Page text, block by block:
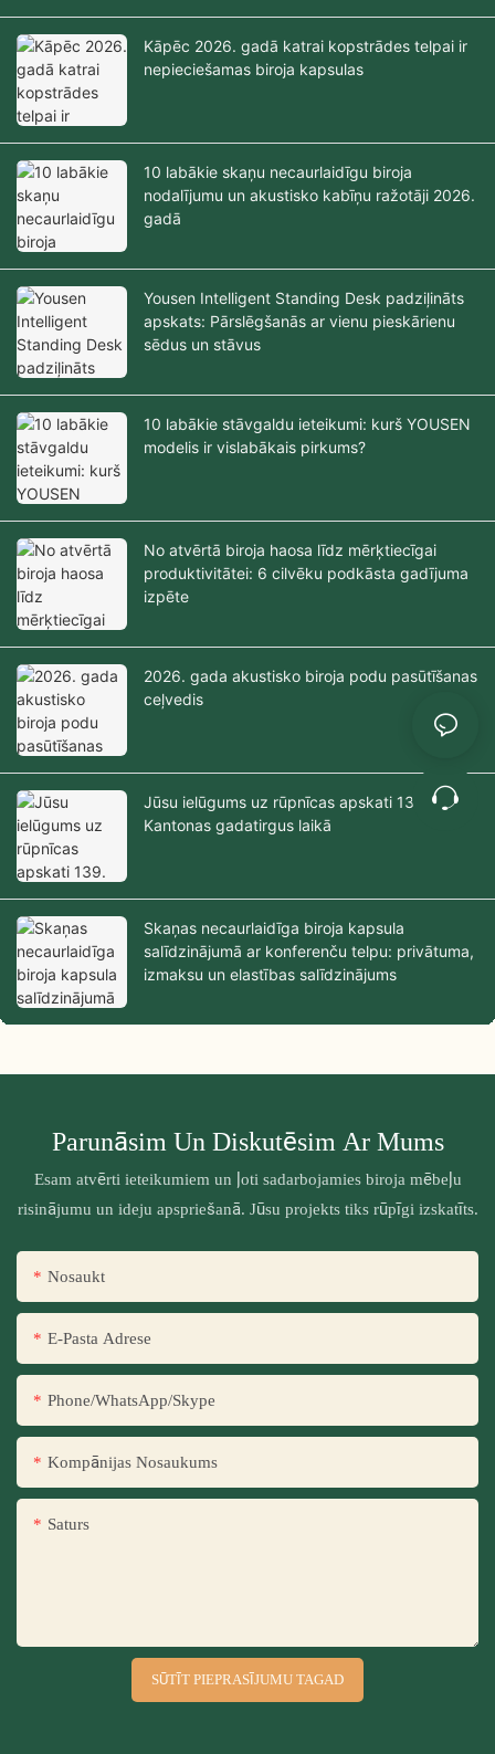
Kāpēc 2026. gadā katrai kopstrādes telpai ir
nepieciešamas biroja kapsulas
10 labākie skaņu necaurlaidīgu biroja
nodalījumu un akustisko kabīņu ražotāji 2026.
gadā
Yousen Intelligent Standing Desk padziļināts
apskats: Pārslēgšanās ar vienu pieskārienu
sēdus un stāvus
10 labākie stāvgaldu ieteikumi: kurš YOUSEN
modelis ir vislabākais pirkums?
No atvērtā biroja haosa līdz mērķtiecīgai
produktivitātei: 6 cilvēku podkāsta gadījuma
izpēte
2026. gada akustisko biroja podu pasūtīšanas
ceļvedis
Jūsu ielūgums uz rūpnīcas apskati 139.
Kantonas gadatirgus laikā
Skaņas necaurlaidīga biroja kapsula
salīdzinājumā ar konferenču telpu: privātuma,
izmaksu un elastības salīdzinājums
Parunāsim Un Diskutēsim Ar Mums
Esam atvērti ieteikumiem un ļoti sadarbojamies biroja mēbeļu
risinājumu un ideju apspriešanā. Jūsu projekts tiks rūpīgi izskatīts.
Nosaukt
E-Pasta Adrese
Phone/WhatsApp/Skype
Kompānijas Nosaukums
Saturs
SŪTĪT PIEPRASĪJUMU TAGAD